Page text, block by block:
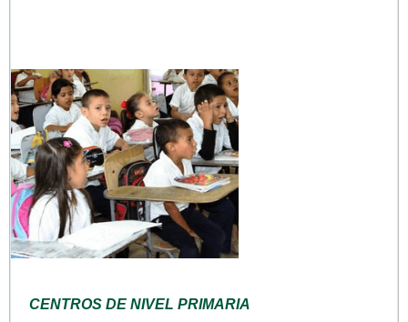
CENTROS DE NIVEL PRIMARIA